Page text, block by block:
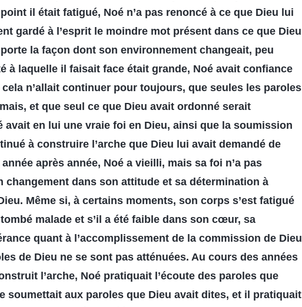
il était fatigué, Noé n’a pas renoncé à ce que Dieu lui
gardé à l’esprit le moindre mot présent dans ce que Dieu
la façon dont son environnement changeait, peu
à laquelle il faisait face était grande, Noé avait confiance
n’allait continuer pour toujours, que seules les paroles
et que seul ce que Dieu avait ordonné serait
avait en lui une vraie foi en Dieu, ainsi que la soumission
à construire l’arche que Dieu lui avait demandé de
après année, Noé a vieilli, mais sa foi n’a pas
changement dans son attitude et sa détermination à
Même si, à certains moments, son corps s’est fatigué
malade et s’il a été faible dans son cœur, sa
quant à l’accomplissement de la commission de Dieu
de Dieu ne se sont pas atténuées. Au cours des années
l’arche, Noé pratiquait l’écoute des paroles que
soumettait aux paroles que Dieu avait dites, et il pratiquait